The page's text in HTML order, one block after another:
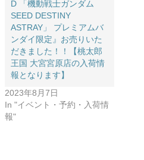
D ​「機動戦士ガンダム ​
SEED ​DESTINY ​
ASTRAY」 ​プレミアムバ
ンダイ限定』お売りいた
だきました！！【桃太郎
王国 大宮宮原店の入荷情
報となります】
2023年8月7日
In "イベント・予約・入荷情
報"